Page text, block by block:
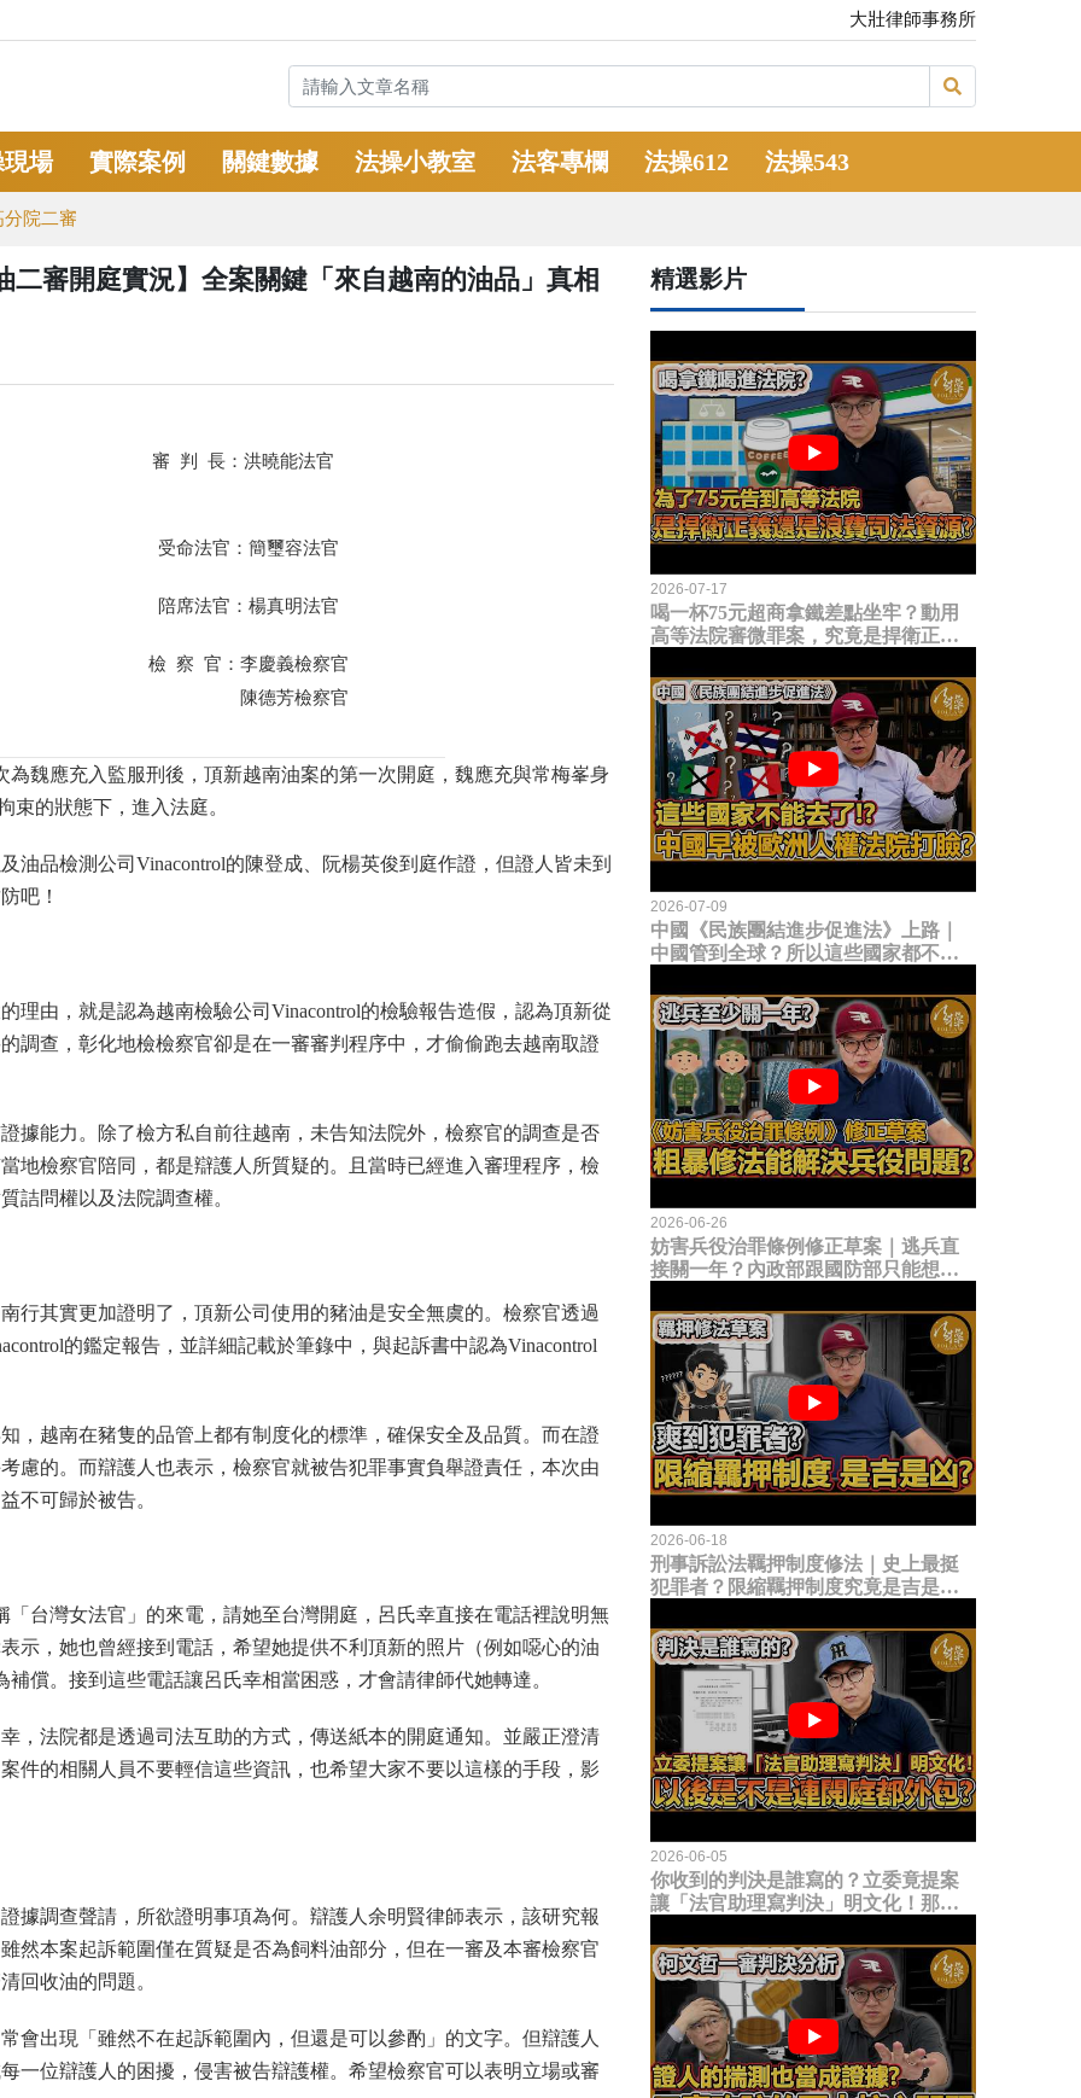
大壯律師事務所
場 實際案例 關鍵數據 法操小教室 法客專欄 法操612 法操543
分院二審
二審開庭實況】全案關鍵「來自越南的油品」真相
審 判 長：洪曉能法官
受命法官：簡璽容法官
陪席法官：楊真明法官
檢 察 官：李慶義檢察官
陳德芳檢察官
魏應充入監服刑後，頂新越南油案的第一次開庭，魏應充與常梅峯身
束的狀態下，進入法庭。
油品檢測公司Vinacontrol的陳登成、阮楊英俊到庭作證，但證人皆未到
吧！
理由，就是認為越南檢驗公司Vinacontrol的檢驗報告造假，認為頂新從
調查，彰化地檢檢察官卻是在一審審判程序中，才偷偷跑去越南取證
據能力。除了檢方私自前往越南，未告知法院外，檢察官的調查是否
地檢察官陪同，都是辯護人所質疑的。且當時已經進入審理程序，檢
詰問權以及法院調查權。
行其實更加證明了，頂新公司使用的豬油是安全無虞的。檢察官透過
的鑑定報告，並詳細記載於筆錄中，與起訴書中認為Vinacontrol
，越南在豬隻的品管上都有制度化的標準，確保安全及品質。而在證
慮的。而辯護人也表示，檢察官就被告犯罪事實負舉證責任，本次由
不可歸於被告。
台灣女法官」的來電，請她至台灣開庭，呂氏幸直接在電話裡說明無
示，她也曾經接到電話，希望她提供不利頂新的照片（例如噁心的油
償。接到這些電話讓呂氏幸相當困惑，才會請律師代她轉達。
，法院都是透過司法互助的方式，傳送紙本的開庭通知。並嚴正澄清
件的相關人員不要輕信這些資訊，也希望大家不要以這樣的手段，影
據調查聲請，所欲證明事項為何。辯護人余明賢律師表示，該研究報
然本案起訴範圍僅在質疑是否為飼料油部分，但在一審及本審檢察官
回收油的問題。
會出現「雖然不在起訴範圍內，但還是可以參酌」的文字。但辯護人
一位辯護人的困擾，侵害被告辯護權。希望檢察官可以表明立場或審
精選影片
2026-07-17
喝一杯75元超商拿鐵差點坐牢？動用
高等法院審微罪案，究竟是捍衛正義
2026-07-09
中國《民族團結進步促進法》上路｜
中國管到全球？所以這些國家都不能
臉？
2026-06-26
妨害兵役治罪條例修正草案｜逃兵直
接關一年？內政部跟國防部只能想到
題？
2026-06-18
刑事訴訟法羈押制度修法｜史上最挺
犯罪者？限縮羈押制度究竟是吉是
2026-06-05
你收到的判決是誰寫的？立委竟提案
讓「法官助理寫判決」明文化！那以